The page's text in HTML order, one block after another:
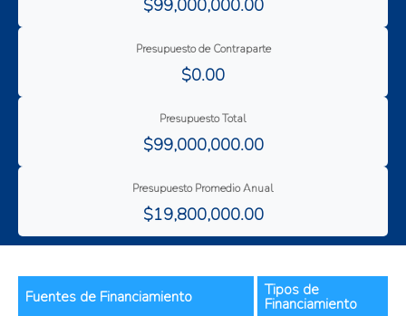
$99,000,000.00
Presupuesto de Contraparte
$0.00
Presupuesto Total
$99,000,000.00
Presupuesto Promedio Anual
$19,800,000.00
Fuentes de Financiamiento Tipos de
Financiamiento